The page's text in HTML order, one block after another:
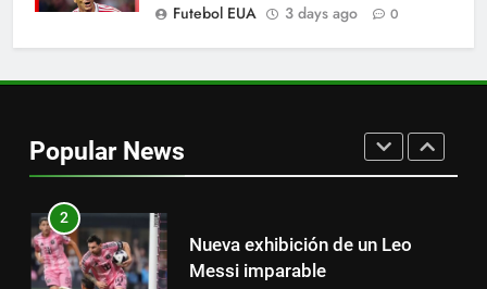
Futebol EUA
3 days ago 0
Popular News
SPORTS
el partido de Lewandowski
2
Nueva exhibición de un Leo
Messi imparable